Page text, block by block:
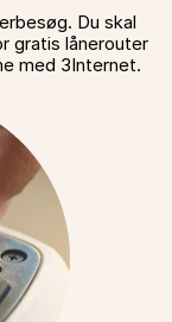
Du skal
gratis lånerouter
med 3Internet.